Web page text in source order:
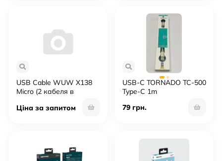
USB Cable WUW X138
Micro (2 кабеля в
Ціна за запитом
USB-C TORNADO TC-500
Type-C 1m
79 грн.